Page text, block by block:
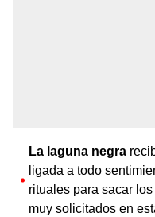
La laguna negra
ligada a todo
rituales para sacar
muy solicitados en